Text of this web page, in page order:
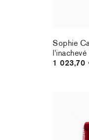
Sophie
1 023,70